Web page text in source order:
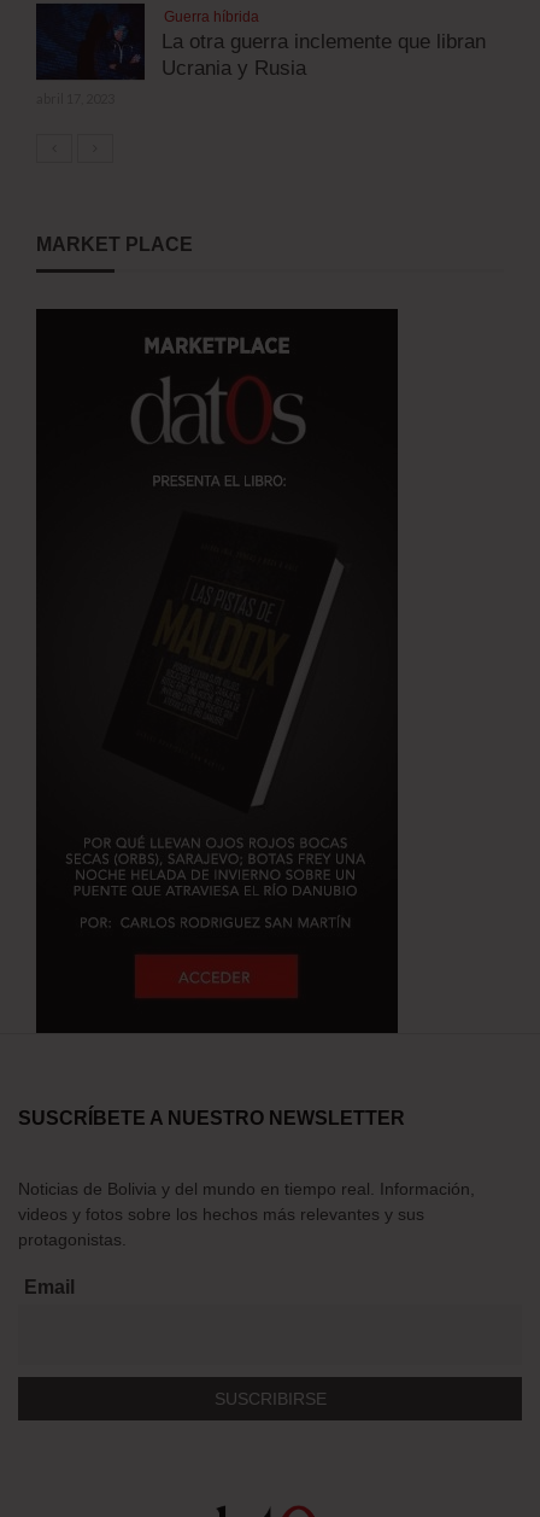
Guerra híbrida
La otra guerra inclemente que libran
Ucrania y Rusia
MARKET PLACE
SUSCRÍBETE A NUESTRO NEWSLETTER
Noticias de Bolivia y del mundo en tiempo real. Información,
videos y fotos sobre los hechos más relevantes y sus
protagonistas.
Email